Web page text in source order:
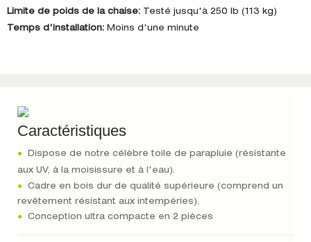
Limite de poids de la chaise:
Testé jusqu'à 250 lb (113 kg)
Temps d'installation: Moins d'une minute
Caractéristiques
●
Dispose de notre célèbre toile de parapluie (résistante
aux UV, à la moisissure et à l'eau).
●
Cadre en bois dur de qualité supérieure (comprend un
revêtement résistant aux intempéries).
●
Conception ultra compacte en 2 pièces